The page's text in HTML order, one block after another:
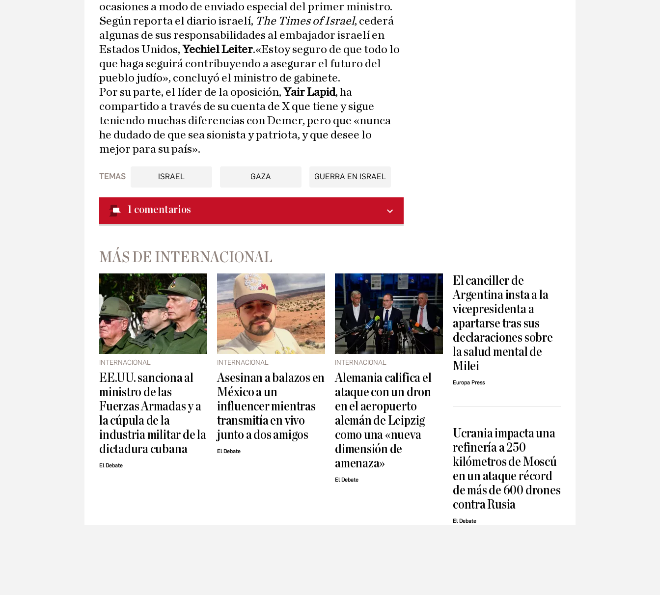
ocasiones a modo de enviado especial del primer ministro.
Según reporta el diario israelí, The Times of Israel, cederá
algunas de sus responsabilidades al embajador israelí en
Estados Unidos, Yechiel Leiter.«Estoy seguro de que todo lo
que haga seguirá contribuyendo a asegurar el futuro del
pueblo judío», concluyó el ministro de gabinete.
Por su parte, el líder de la oposición, Yair Lapid, ha
compartido a través de su cuenta de X que tiene y sigue
teniendo muchas diferencias con Demer, pero que «nunca
he dudado de que sea sionista y patriota, y que desee lo
mejor para su país».
TEMAS ISRAEL GAZA GUERRA EN ISRAEL
1 comentarios
MÁS DE INTERNACIONAL
INTERNACIONAL
EE.UU. sanciona al
ministro de las
Fuerzas Armadas y a
la cúpula de la
industria militar de la
dictadura cubana
El Debate
INTERNACIONAL
Asesinan a balazos en
México a un
influencer mientras
transmitía en vivo
junto a dos amigos
El Debate
INTERNACIONAL
Alemania califica el
ataque con un dron
en el aeropuerto
alemán de Leipzig
como una «nueva
dimensión de
amenaza»
El Debate
El canciller de
Argentina insta a la
vicepresidenta a
apartarse tras sus
declaraciones sobre
la salud mental de
Milei
Europa Press
Ucrania impacta una
refinería a 250
kilómetros de Moscú
en un ataque récord
de más de 600 drones
contra Rusia
El Debate